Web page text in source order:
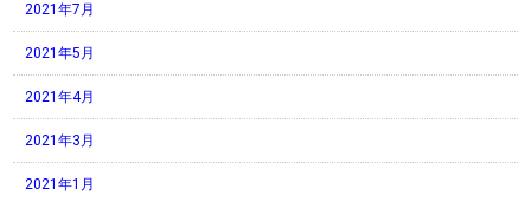
2021年7月
2021年5月
2021年4月
2021年3月
2021年1月